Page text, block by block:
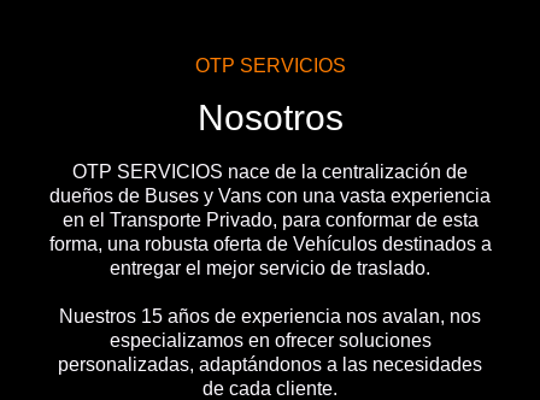
OTP SERVICIOS
Nosotros
OTP SERVICIOS nace de la centralización de
dueños de Buses y Vans con una vasta experiencia
en el Transporte Privado, para conformar de esta
forma, una robusta oferta de Vehículos destinados a
entregar el mejor servicio de traslado.
Nuestros 15 años de experiencia nos avalan, nos
especializamos en ofrecer soluciones
personalizadas, adaptándonos a las necesidades
de cada cliente.